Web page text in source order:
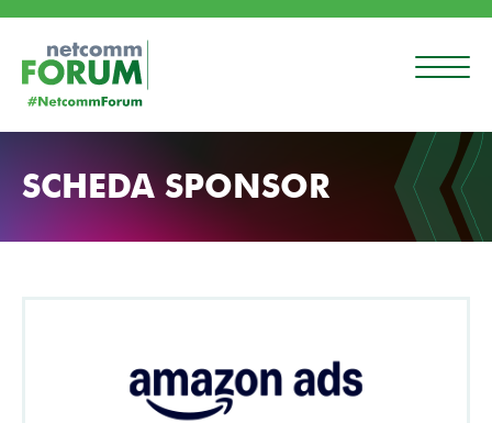
SCHEDA SPONSOR